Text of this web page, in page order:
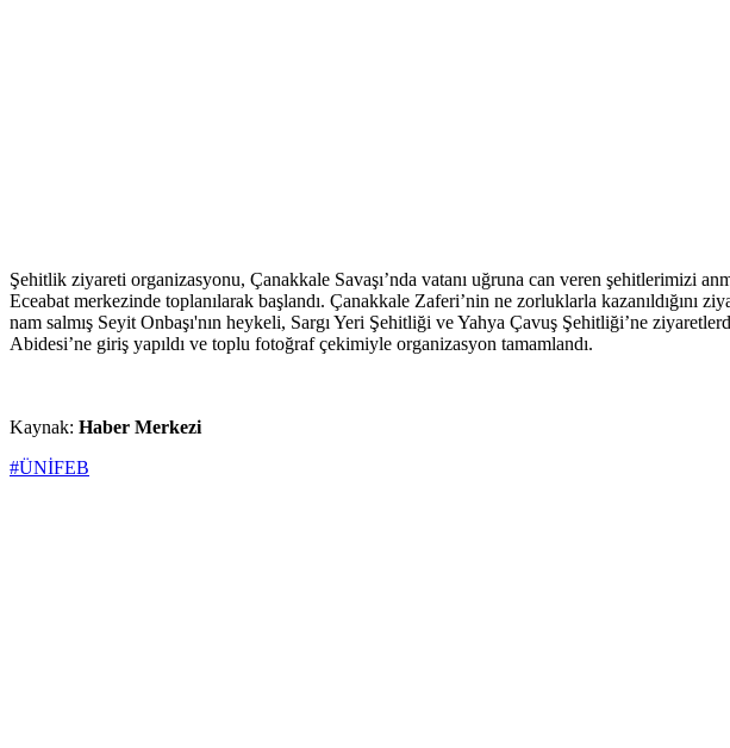
Şehitlik ziyareti organizasyonu, Çanakkale Savaşı’nda vatanı uğruna can veren şehitlerimizi
Eceabat merkezinde toplanılarak başlandı. Çanakkale Zaferi’nin ne zorluklarla kazanıldığını
nam salmış Seyit Onbaşı'nın heykeli, Sargı Yeri Şehitliği ve Yahya Çavuş Şehitliği’ne
Abidesi’ne giriş yapıldı ve toplu fotoğraf çekimiyle organizasyon tamamlandı.
Kaynak: Haber Merkezi
#ÜNİFEB